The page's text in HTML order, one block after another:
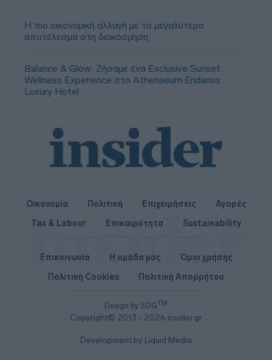
Η πιο οικονομική αλλαγή με το μεγαλύτερο
αποτέλεσμα στη διακόσμηση
Balance & Glow: Ζήσαμε ένα Exclusive Sunset
Wellness Experience στο Athenaeum Eridanus
Luxury Hotel
Οικονομία Πολιτική Επιχειρήσεις
Αγορές
Tax & Labour
Επικαιρότητα Sustainability
Design by SDGTM
Copyright© 2013 - 2026 insider.gr
Επικοινωνία Η ομάδα μας
Όροι χρήσης
Πολιτική Cookies
Πολιτική Απορρήτου
Development by Liquid Media